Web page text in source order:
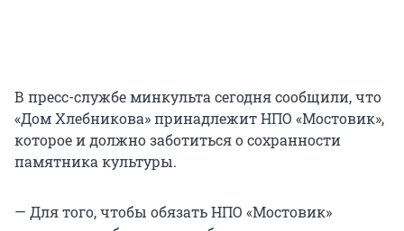
В пресс-службе минкульта сегодня сообщили, что
«Дом Хлебникова» принадлежит НПО «Мостовик»,
которое и должно заботиться о сохранности
памятника культуры.
— Для того, чтобы обязать НПО «Мостовик»